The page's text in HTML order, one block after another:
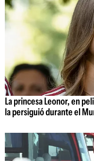
La princesa Leonor, en
la persiguió durante el